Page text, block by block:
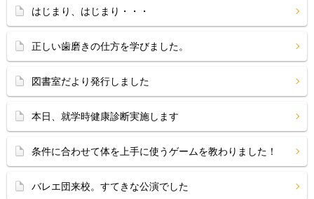
はじまり、はじまり・・・
正しい歯磨きの仕方を学びました。
図書室だより発行しました
本日、就学時健康診断実施します
条件に合わせて体を上手に使うゲームを教わりました！
バレエ団来校。すてきな公演でした